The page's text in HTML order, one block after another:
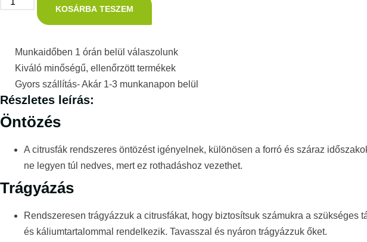
KOSÁRBA TESZEM
Munkaidőben 1 órán belül válaszolunk
Kiváló minőségű, ellenőrzött termékek
Gyors szállítás- Akár 1-3 munkanapon belül
Részletes leírás:
Öntözés
A citrusfák rendszeres öntözést igényelnek, különösen a forró és száraz
ne legyen túl nedves, mert ez rothadáshoz vezethet.
Trágyázás
Rendszeresen trágyázzuk a citrusfákat, hogy biztosítsuk számukra a
és káliumtartalommal rendelkezik. Tavasszal és nyáron trágyázzuk őket.